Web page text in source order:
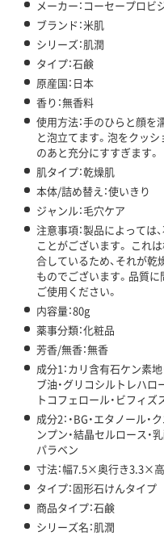
メーカー：コーセープロビ
ブランド：米肌
シリーズ：肌潤
タイプ：石鹸
原産国：日本
香り：無香料
使用方法：手のひらと顔を
と泡立てます。泡をクッシ
のあと充分にすすぎます。
肌タイプ：乾燥肌
本体/詰め替え：使いきり
ジャンル：毛穴ケア
注意事項：製品によっては
ことがございます。 これ
合しているため、それが
ものでございます。品質
ご使用ください。
内容量：80g
薬事分類：化粧品
芳香/無香：無香
成分1：カリ含有石ケン素地
ブ油・グリコシルトレハロ
トコフェロール・ビフィ
成分2：・BG・エタノール
ンプン・結晶セルロース・
パラベン
寸法：幅7.5×奥行き3.3×
タイプ：固形石けんタイプ
商品タイプ：石鹸
シリーズ名：肌潤